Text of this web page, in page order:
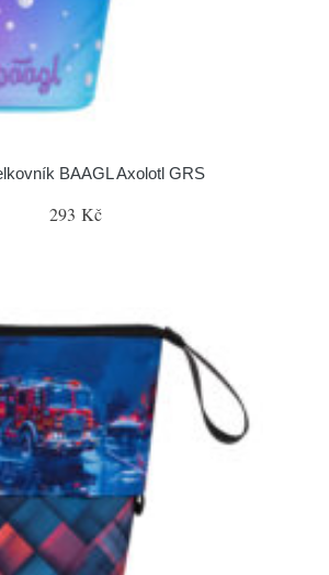
BAAGL Axolotl GRS
293 Kč